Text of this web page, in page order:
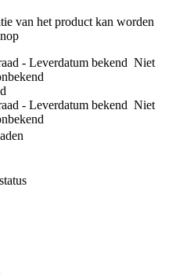
van het product kan worden
- Leverdatum bekend Niet
- Leverdatum bekend Niet